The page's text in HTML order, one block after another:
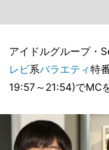
アイドルグループ・
レビ系バラエティ特
19:57～21:54)でMC